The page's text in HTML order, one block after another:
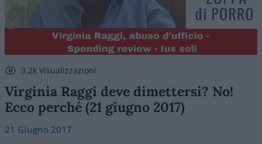
3.2k Visualizzazioni
Virginia Raggi deve dimettersi? No!
Ecco perché (21 giugno 2017)
21 Giugno 2017